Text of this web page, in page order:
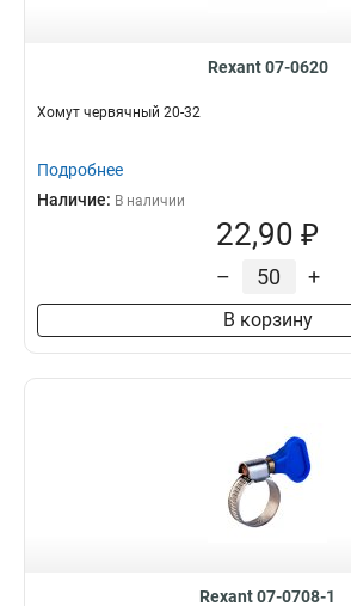
Rexant 07-0620
Хомут червячный 20-32
Подробнее
Наличие: В наличии
22,90 ₽
– +
В корзину
Rexant 07-0708-1